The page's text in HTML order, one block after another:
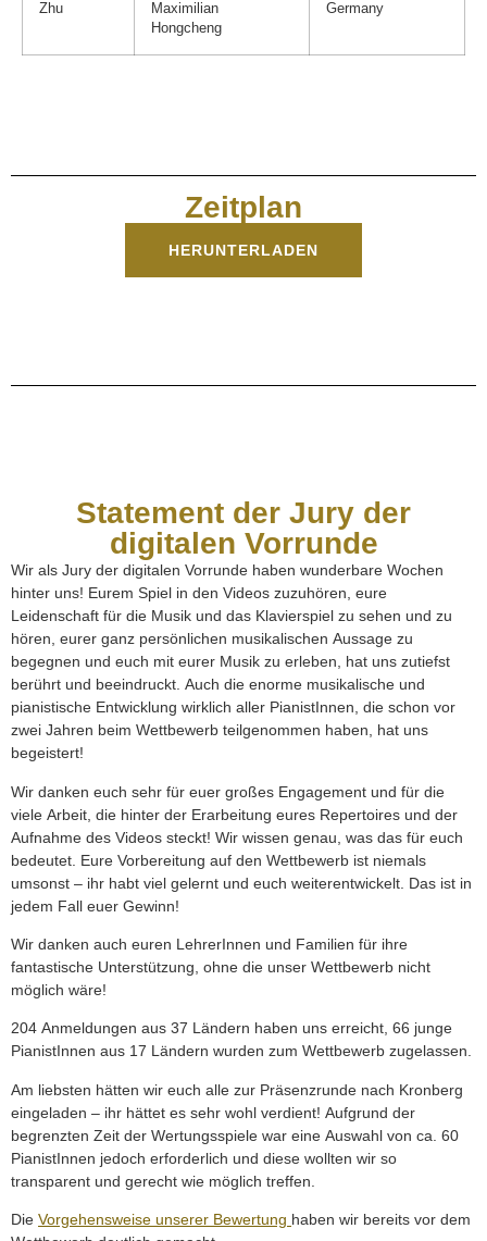
Zhu
Maximilian
Hongcheng
Germany
Zeitplan
HERUNTERLADEN
Statement der Jury der
digitalen Vorrunde
Wir als Jury der digitalen Vorrunde haben wunderbare Wochen
hinter uns! Eurem Spiel in den Videos zuzuhören, eure
Leidenschaft für die Musik und das Klavierspiel zu sehen und zu
hören, eurer ganz persönlichen musikalischen Aussage zu
begegnen und euch mit eurer Musik zu erleben, hat uns zutiefst
berührt und beeindruckt. Auch die enorme musikalische und
pianistische Entwicklung wirklich aller PianistInnen, die schon vor
zwei Jahren beim Wettbewerb teilgenommen haben, hat uns
begeistert!
Wir danken euch sehr für euer großes Engagement und für die
viele Arbeit, die hinter der Erarbeitung eures Repertoires und der
Aufnahme des Videos steckt! Wir wissen genau, was das für euch
bedeutet. Eure Vorbereitung auf den Wettbewerb ist niemals
umsonst – ihr habt viel gelernt und euch weiterentwickelt. Das ist in
jedem Fall euer Gewinn!
Wir danken auch euren LehrerInnen und Familien für ihre
fantastische Unterstützung, ohne die unser Wettbewerb nicht
möglich wäre!
204 Anmeldungen aus 37 Ländern haben uns erreicht, 66 junge
PianistInnen aus 17 Ländern wurden zum Wettbewerb zugelassen.
Am liebsten hätten wir euch alle zur Präsenzrunde nach Kronberg
eingeladen – ihr hättet es sehr wohl verdient! Aufgrund der
begrenzten Zeit der Wertungsspiele war eine Auswahl von ca. 60
PianistInnen jedoch erforderlich und diese wollten wir so
transparent und gerecht wie möglich treffen.
Die Vorgehensweise unserer Bewertung haben wir bereits vor dem